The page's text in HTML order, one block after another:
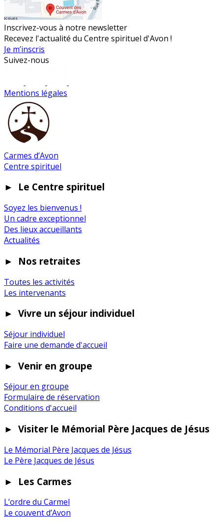
Inscrivez-vous à notre newsletter
Recevez l'actualité du Centre spirituel d'Avon !
Je m’inscris
Suivez-nous
Mentions légales
Carmes d’Avon
Centre spirituel
► Le Centre spirituel
Soyez les bienvenus !
Un cadre exceptionnel
Des lieux accueillants
Actualités
► Nos retraites
Toutes les activités
Les intervenants
► Vivre un séjour individuel
Séjour individuel
Faire une demande d'accueil
► Venir en groupe
Séjour en groupe
Formulaire de réservation
Conditions d'accueil
► Visiter le Mémorial Père Jacques de Jésus
Le Mémorial Père Jacques de Jésus
Le Père Jacques de Jésus
► Les Carmes
L’ordre du Carmel
Le couvent d’Avon